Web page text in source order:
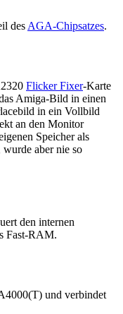
desAGA-Chipsatzes.
Flicker Fixer-Karte
Amiga-Bild in einen
in ein Vollbild
an den Monitor
Speicher als
aber nie so
den internen
Fast-RAM.
und verbindet